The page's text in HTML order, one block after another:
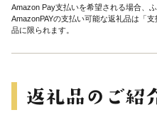
Amazon Pay支払いを希望される場合、
AmazonPAYの支払い可能な返礼品は「
品に限られます。